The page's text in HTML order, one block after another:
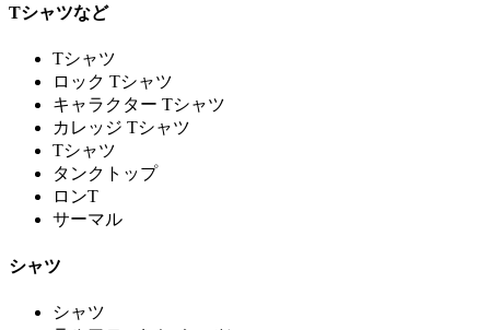
Tシャツなど
Tシャツ
ロック Tシャツ
キャラクター Tシャツ
カレッジ Tシャツ
Tシャツ
タンクトップ
ロンT
サーマル
シャツ
シャツ